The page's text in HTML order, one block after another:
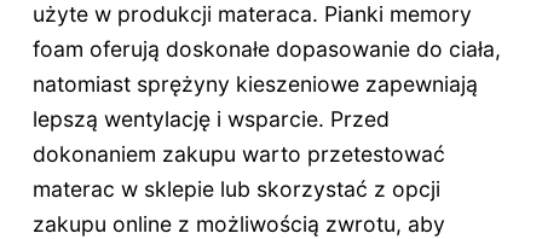
użyte w produkcji materaca. Pianki memory
foam oferują doskonałe dopasowanie do ciała,
natomiast sprężyny kieszeniowe zapewniają
lepszą wentylację i wsparcie. Przed
dokonaniem zakupu warto przetestować
materac w sklepie lub skorzystać z opcji
zakupu online z możliwością zwrotu, aby